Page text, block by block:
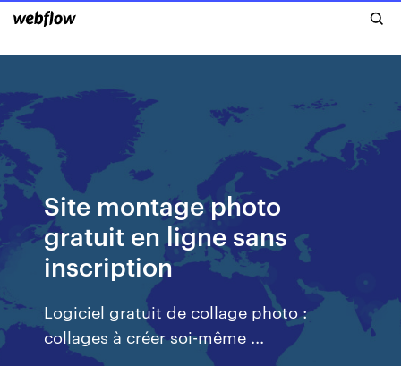
Site montage photo
gratuit en ligne sans
inscription
Logiciel gratuit de collage photo :
collages à créer soi-même ...